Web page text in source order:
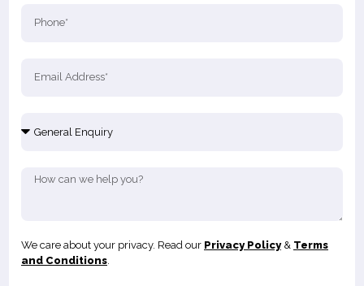
We care about your privacy. Read our Privacy Policy& Terms
and Conditions